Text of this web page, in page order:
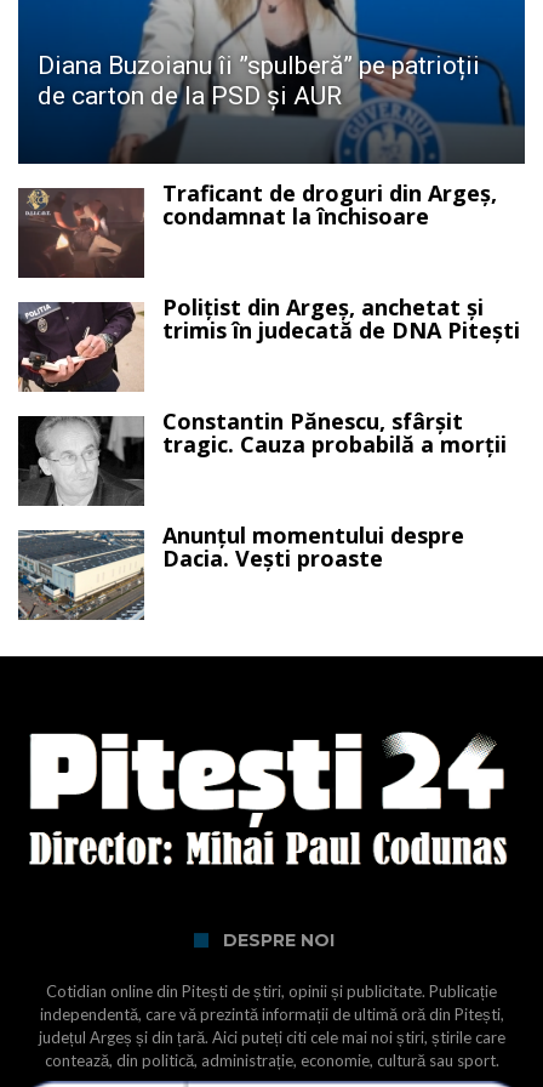
Diana Buzoianu îi ”spulberă” pe patrioții
de carton de la PSD și AUR
Traficant de droguri din Argeș,
condamnat la închisoare
Polițist din Argeș, anchetat și
trimis în judecată de DNA Pitești
Constantin Pănescu, sfârșit
tragic. Cauza probabilă a morții
Anunțul momentului despre
Dacia. Vești proaste
DESPRE NOI
Cotidian online din Pitești de știri, opinii și publicitate. Publicație
independentă, care vă prezintă informații de ultimă oră din Pitești,
județul Argeș și din țară. Aici puteți citi cele mai noi știri, știrile care
contează, din politică, administrație, economie, cultură sau sport.